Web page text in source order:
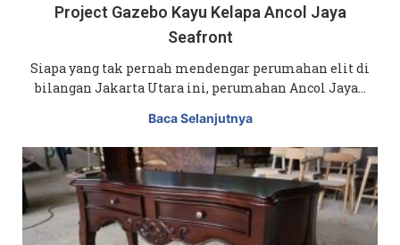
Project Gazebo Kayu Kelapa Ancol Jaya
Seafront
Siapa yang tak pernah mendengar perumahan elit di
bilangan Jakarta Utara ini, perumahan Ancol Jaya…
Baca Selanjutnya